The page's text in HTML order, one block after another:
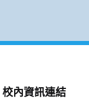
校內資訊連結